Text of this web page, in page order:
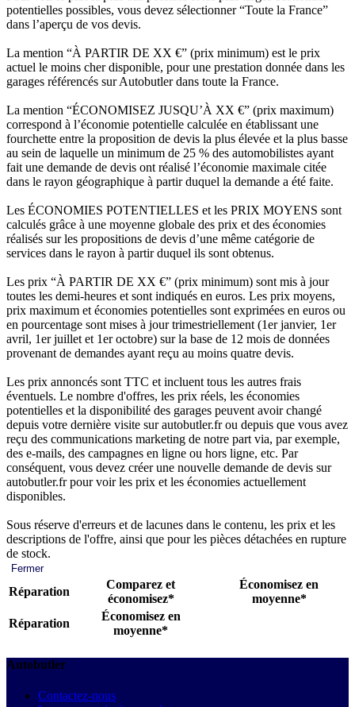
potentielles possibles, vous devez sélectionner “Toute la France”
dans l’aperçu de vos devis.
La mention “À PARTIR DE XX €” (prix minimum) est le prix
actuel le moins cher disponible, pour une prestation donnée dans les
garages référencés sur Autobutler dans toute la France.
La mention “ÉCONOMISEZ JUSQU’À XX €” (prix maximum)
correspond à l’économie potentielle calculée en établissant une
fourchette entre la proposition de devis la plus élevée et la plus basse
au sein de laquelle un minimum de 25 % des automobilistes ayant
fait une demande de devis ont réalisé l’économie maximale citée
dans le rayon géographique à partir duquel la demande a été faite.
Les ÉCONOMIES POTENTIELLES et les PRIX MOYENS sont
calculés grâce à une moyenne globale des prix et des économies
réalisés sur les propositions de devis d’une même catégorie de
services dans le rayon à partir duquel ils sont obtenus.
Les prix “À PARTIR DE XX €” (prix minimum) sont mis à jour
toutes les demi-heures et sont indiqués en euros. Les prix moyens,
prix maximum et économies potentielles sont exprimées en euros ou
en pourcentage sont mises à jour trimestriellement (1er janvier, 1er
avril, 1er juillet et 1er octobre) sur la base de 12 mois de données
provenant de demandes ayant reçu au moins quatre devis.
Les prix annoncés sont TTC et incluent tous les autres frais
éventuels. Le nombre d'offres, les prix réels, les économies
potentielles et la disponibilité des garages peuvent avoir changé
depuis votre dernière visite sur autobutler.fr ou depuis que vous avez
reçu des communications marketing de notre part via, par exemple,
des e-mails, des campagnes en ligne ou hors ligne, etc. Par
conséquent, vous devez créer une nouvelle demande de devis sur
autobutler.fr pour voir les prix et les économies actuellement
disponibles.
Sous réserve d'erreurs et de lacunes dans le contenu, les prix et les
descriptions de l'offre, ainsi que pour les pièces détachées en rupture
de stock.
Fermer
Réparation
Comparez et
économisez*
Économisez en
moyenne*
Réparation
Économisez en
moyenne*
Autobutler
Contactez-nous